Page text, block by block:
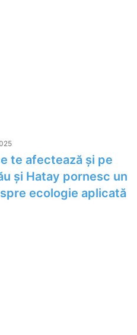
te afectează și pe
și Hatay pornesc un
ecologie aplicată